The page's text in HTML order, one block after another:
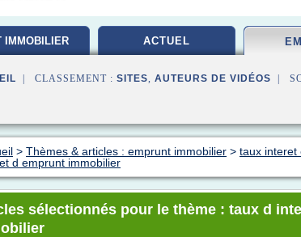
IMMOBILIER ACTUEL
| CLASSEMENT : SITES, AUTEURS DE VIDÉOS |
> Thèmes & articles : emprunt immobilier > taux interet
d emprunt immobilier
sélectionnés pour le thème : taux d